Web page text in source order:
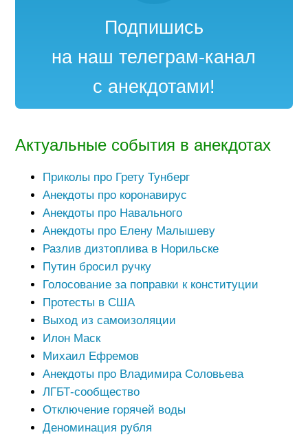
Подпишись
на наш телеграм-канал
с анекдотами!
Актуальные события в анекдотах
Приколы про Грету Тунберг
Анекдоты про коронавирус
Анекдоты про Навального
Анекдоты про Елену Малышеву
Разлив дизтоплива в Норильске
Путин бросил ручку
Голосование за поправки к конституции
Протесты в США
Выход из самоизоляции
Илон Маск
Михаил Ефремов
Анекдоты про Владимира Соловьева
ЛГБТ-сообщество
Отключение горячей воды
Деноминация рубля